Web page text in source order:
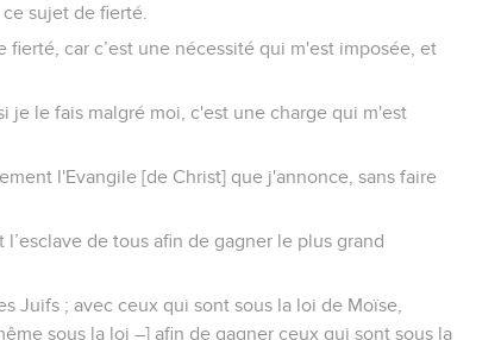
sujet de fierté.
car c’est une nécessité qui m'est imposée, et
je le fais malgré moi, c'est une charge qui m'est
l'Evangile [de Christ] que j'annonce, sans faire
de tous afin de gagner le plus grand
Juifs ; avec ceux qui sont sous la loi de Moïse,
sous la loi –] afin de gagner ceux qui sont sous la